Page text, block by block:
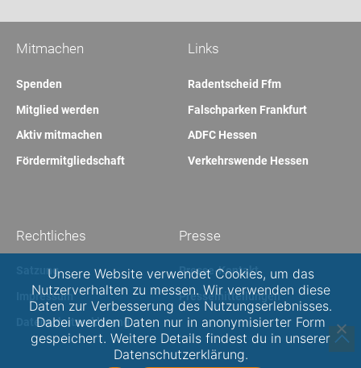
Links
Radentscheid Ffm
Falschparken Frankfurt
ADFC Hessen
Verkehrswende Hessen
Mitmachen
Spenden
Mitglied werden
Aktiv mitmachen
Fördermitgliedschaft
Presse
Presse-Kontakt
Pressemitteilungen
Rechtliches
Satzung
Impressum
Datenschutzerklärung
Unsere Website verwendet Cookies, um das
Nutzerverhalten zu messen. Wir verwenden diese
Daten zur Verbesserung des Nutzungserlebnisses.
Dabei werden Daten nur in anonymisierter Form
gespeichert. Weitere Details findest du in unserer
Datenschutzerklärung.